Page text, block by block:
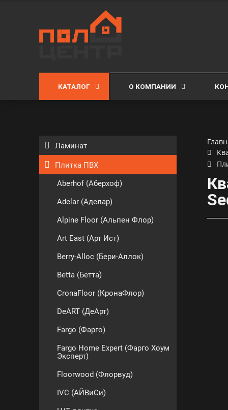
КАТАЛОГ О КОМПАНИИ
Ламинат
Плитка ПВХ
Aberhof (Аберхоф)
Adelar (Аделар)
Alpine Floor (Альпен Флор)
Art East (Арт Ист)
Berry-Alloc (Бери-Аллок)
Betta (Бетта)
CronaFloor (КронаФлор)
DeART (ДеАрт)
Fargo (Фарго)
Fargo Home Expert (Фарго Хоум
Эксперт)
Floorwood (Флорвуд)
IVC (АЙВиСи)